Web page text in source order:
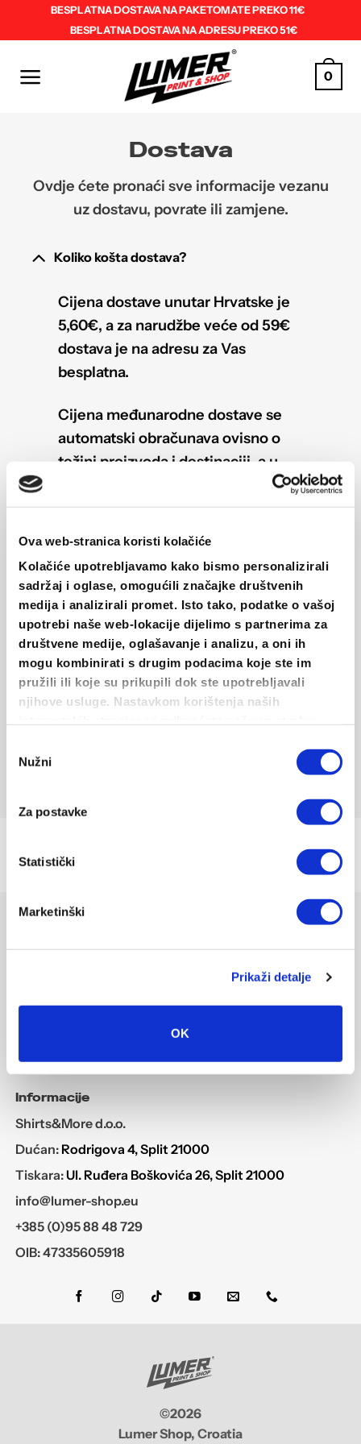
Ova web-stranica koristi kolačiće
Kolačiće upotrebljavamo kako bismo personalizirali
sadržaj i oglase, omogućili značajke društvenih
medija i analizirali promet. Isto tako, podatke o vašoj
upotrebi naše web-lokacije dijelimo s partnerima za
društvene medije, oglašavanje i analizu, a oni ih
mogu kombinirati s drugim podacima koje ste im
pružili ili koje su prikupili dok ste upotrebljavali
njihove usluge. Nastavkom korištenja naših
pristanka
Nužni
Za postavke
Statistički
Marketinški
Prikaži detalje
OK
BESPLATNA DOSTAVA NA PAKETOMATE PREKO 11€
BESPLATNA DOSTAVA NA ADRESU PREKO 51€
0
Dostava
Ovdje ćete pronaći sve informacije vezanu
uz dostavu, povrate ili zamjene.
Koliko košta dostava?
Cijena dostave unutar Hrvatske je
5,60€, a za narudžbe veće od 59€
dostava je na adresu za Vas
besplatna.
Cijena međunarodne dostave se
automatski obračunava ovisno o
težini proizvoda i destinaciji, a u
Hrvatske Pošte.
Koliko dugo traje dostava?
Je li moguće plaćanje pouzećem?
Putem koje dostavne usluge šaljete?
Zašto ne mogu izabrati određeni
paketomat?
Pravila privatnost
Newsletter (10% popusta)
Informacije
Shirts&More d.o.o.
Dućan: Rodrigova 4, Split 21000
Tiskara:Ul. Ruđera Boškovića 26, Split 21000
info@lumer-shop.eu
+385 (0)95 88 48 729
OIB: 47335605918
©2026
Lumer Shop, Croatia